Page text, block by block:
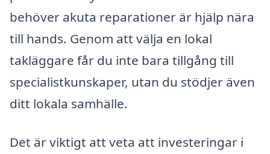
behöver akuta reparationer är hjälp nära
till hands. Genom att välja en lokal
takläggare får du inte bara tillgång till
specialistkunskaper, utan du stödjer även
ditt lokala samhälle.
Det är viktigt att veta att investeringar i